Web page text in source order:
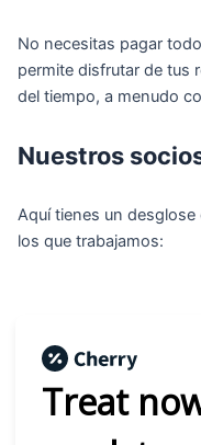
No necesitas pagar
permite disfrutar de tus
del tiempo, a menudo
Nuestros
Aquí tienes un
los que trabajamos:
Treat